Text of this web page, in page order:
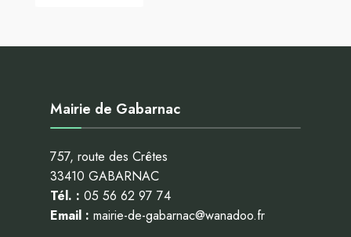
Mairie de Gabarnac
757, route des Crêtes
33410 GABARNAC
Tél. : 05 56 62 97 74
Email : mairie-de-gabarnac@wanadoo.fr